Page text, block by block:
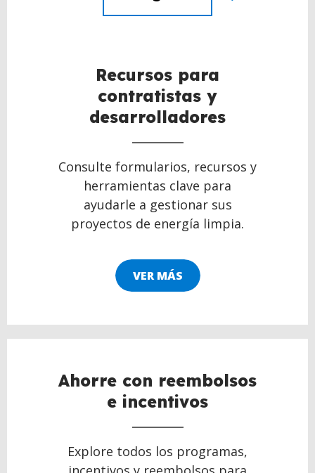
Recursos para
contratistas y
desarrolladores
Consulte formularios, recursos y
herramientas clave para
ayudarle a gestionar sus
proyectos de energía limpia.
VER MÁS
Ahorre con reembolsos
e incentivos
Explore todos los programas,